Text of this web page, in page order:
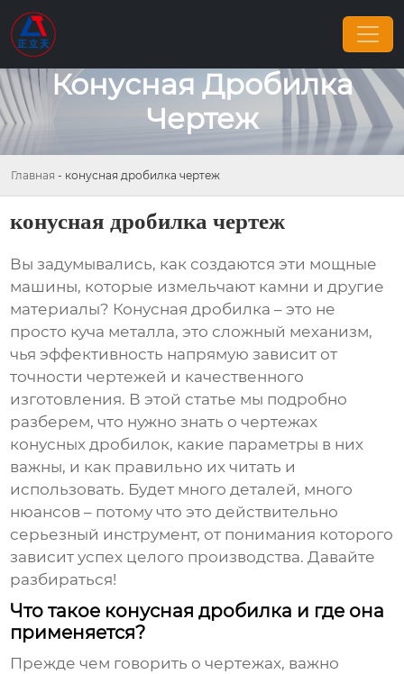
Конусная Дробилка
Чертеж
Главная - конусная дробилка чертеж
конусная дробилка чертеж
Вы задумывались, как создаются эти мощные
машины, которые измельчают камни и другие
материалы? Конусная дробилка – это не
просто куча металла, это сложный механизм,
чья эффективность напрямую зависит от
точности чертежей и качественного
изготовления. В этой статье мы подробно
разберем, что нужно знать о чертежах
конусных дробилок, какие параметры в них
важны, и как правильно их читать и
использовать. Будет много деталей, много
нюансов – потому что это действительно
серьезный инструмент, от понимания которого
зависит успех целого производства. Давайте
разбираться!
Что такое конусная дробилка и где она
применяется?
Прежде чем говорить о чертежах, важно